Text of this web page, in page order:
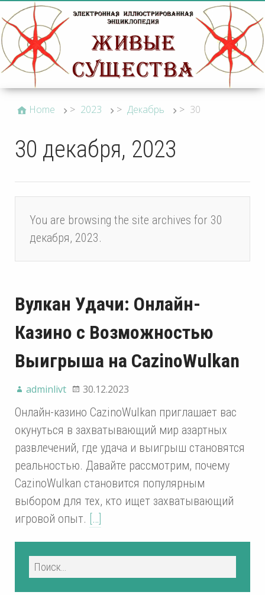
Home > 2023 > Декабрь > 30
30 декабря, 2023
You are browsing the site archives for 30
декабря, 2023.
Вулкан Удачи: Онлайн-
Казино с Возможностью
Выигрыша на CazinoWulkan
adminlivt 30.12.2023
Онлайн-казино CazinoWulkan приглашает вас
окунуться в захватывающий мир азартных
развлечений, где удача и выигрыш становятся
реальностью. Давайте рассмотрим, почему
CazinoWulkan становится популярным
выбором для тех, кто ищет захватывающий
игровой опыт. […]